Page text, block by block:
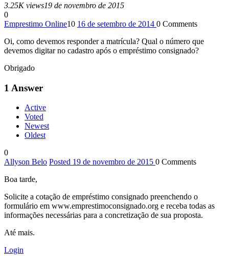
3.25K views19 de novembro de 2015
0
Emprestimo Online10 16 de setembro de 2014 0 Comments
Oi, como devemos responder a matrícula? Qual o número que
devemos digitar no cadastro após o empréstimo consignado?
Obrigado
1 Answer
Active
Voted
Newest
Oldest
0
Allyson Belo Posted 19 de novembro de 2015 0 Comments
Boa tarde,
Solicite a cotação de empréstimo consignado preenchendo o
formulário em www.emprestimoconsignado.org e receba todas as
informações necessárias para a concretização de sua proposta.
Até mais.
Login